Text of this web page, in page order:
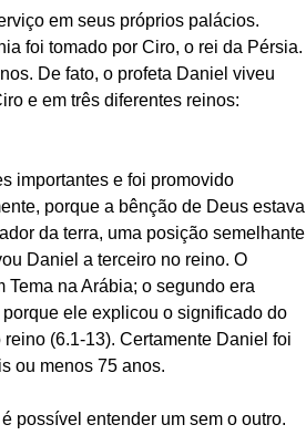
em seus próprios palácios.
foi tomado por Ciro, o rei da Pérsia.
De fato, o profeta Daniel viveu
e em três diferentes reinos:
importantes e foi promovido
porque a bênção de Deus estava
da terra, uma posição semelhante
Daniel a terceiro no reino. O
na Arábia; o segundo era
ele explicou o significado do
(6.1-13). Certamente Daniel foi
ou menos 75 anos.
possível entender um sem o outro.